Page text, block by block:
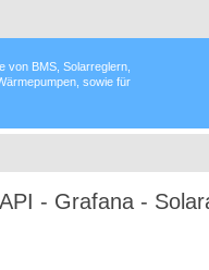
von BMS, Solarreglern,
sowie für
- Grafana -